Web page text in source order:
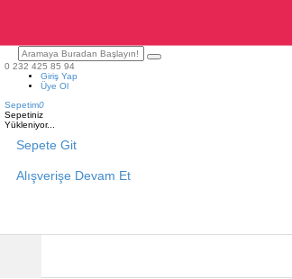
0 232 425 85 94
Giriş Yap
Üye Ol
Sepetim0
Sepetiniz
Yükleniyor...
Sepete Git
Alışverişe Devam Et